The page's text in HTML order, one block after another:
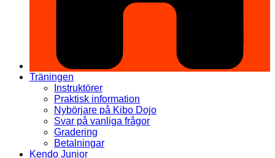
Träningen
Instruktörer
Praktisk information
Nybörjare på Kibo Dojo
Svar på vanliga frågor
Gradering
Betalningar
Kendo Junior